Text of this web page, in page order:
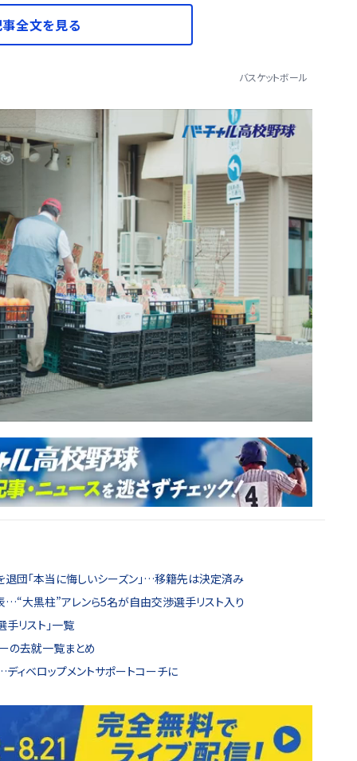
全文を見る
バスケットボール
団「本当に悔しいシーズン」…移籍先は決定済み
大黒柱”アレンら5名が自由交渉選手リスト入り
リスト」一覧
の去就一覧まとめ
ィベロップメントサポートコーチに